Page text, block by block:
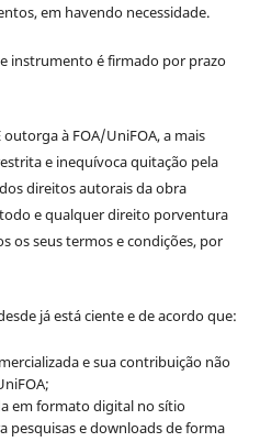
em havendo necessidade.
instrumento é firmado por prazo
outorga à FOA/UniFOA, a mais
e inequívoca quitação pela
direitos autorais da obra
e qualquer direito porventura
os seus termos e condições, por
já está ciente e de acordo que:
e sua contribuição não
em formato digital no sítio
pesquisas e downloads de forma